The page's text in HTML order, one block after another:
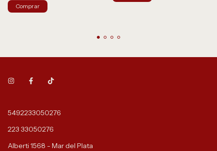
5492233050276
223 33050276
Alberti 1568 - Mar del Plata